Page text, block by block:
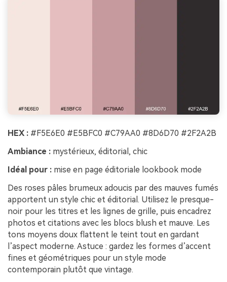
HEX : #F5E6E0 #E5BFC0 #C79AA0 #8D6D70 #2F2A2B
Ambiance : mystérieux, éditorial, chic
Idéal pour : mise en page éditoriale lookbook mode
Des roses pâles brumeux adoucis par des mauves fumés
apportent un style chic et éditorial. Utilisez le presque-
noir pour les titres et les lignes de grille, puis encadrez
photos et citations avec les blocs blush et mauve. Les
tons moyens doux flattent le teint tout en gardant
l’aspect moderne. Astuce : gardez les formes d’accent
fines et géométriques pour un style mode
contemporain plutôt que vintage.